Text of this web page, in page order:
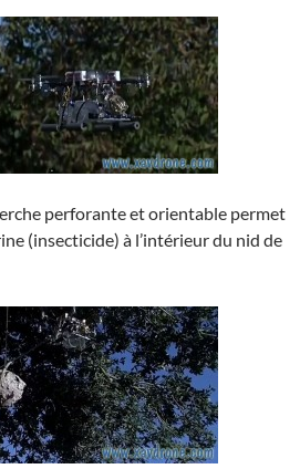
perforante et orientable permet
(insecticide) à l’intérieur du nid de